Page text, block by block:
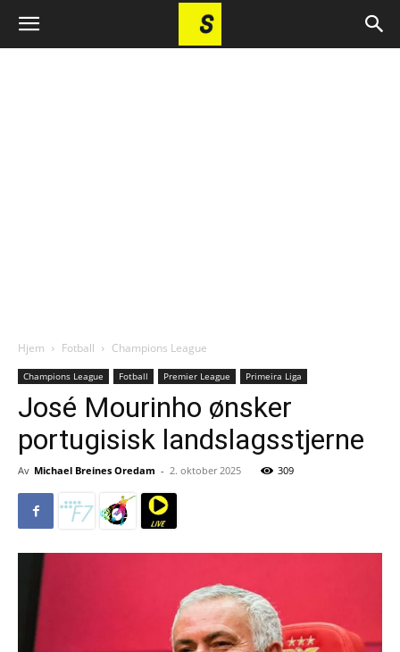
Hjem Fotball Champions League
Champions League Fotball Premier League Primeira Liga
José Mourinho ønsker
portugisisk landslagsstjerne
Av Michael Breines Oredam - 2. oktober 2025 309